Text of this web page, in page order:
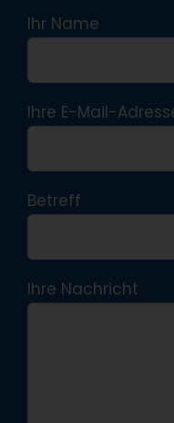
Ihr Name
Ihre E-Mail-
Betreff
Ihre Nachricht